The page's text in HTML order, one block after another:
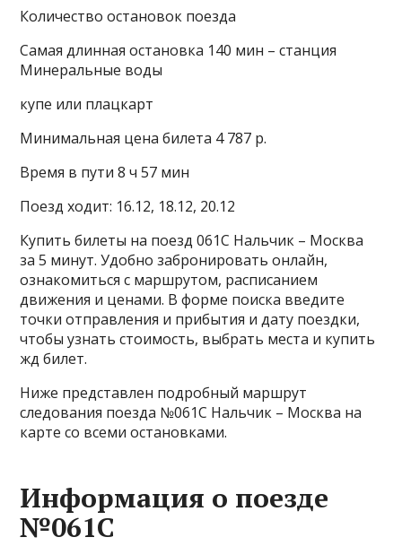
Количество остановок поезда
Самая длинная остановка 140 мин – станция
Минеральные воды
купе или плацкарт
Минимальная цена билета 4 787 р.
Время в пути 8 ч 57 мин
Поезд ходит: 16.12, 18.12, 20.12
Купить билеты на поезд 061С Нальчик – Москва
за 5 минут. Удобно забронировать онлайн,
ознакомиться с маршрутом, расписанием
движения и ценами. В форме поиска введите
точки отправления и прибытия и дату поездки,
чтобы узнать стоимость, выбрать места и купить
жд билет.
Ниже представлен подробный маршрут
следования поезда №061С Нальчик – Москва на
карте со всеми остановками.
Информация о поезде
№061С